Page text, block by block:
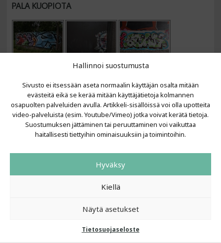
Hallinnoi suostumusta
Sivusto ei itsessään aseta normaalin käyttäjän osalta mitään
evästeitä eikä se kerää mitään käyttäjätietoja kolmannen
osapuolten palveluiden avulla. Artikkeli-sisällöissä voi olla upotteita
video-palveluista (esim. Youtube/Vimeo) jotka voivat kerätä tietoja.
Suostumuksen jättäminen tai peruuttaminen voi vaikuttaa
haitallisesti tiettyihin ominaisuuksiin ja toimintoihin.
Hyväksy
Kiellä
Näytä asetukset
Tietosuojaseloste
PALA KUOPIOTA
VIIMEISIMMÄT ARTIKKELIT
LAINIT 2025: Tarhapäivä
Urbaani Zine